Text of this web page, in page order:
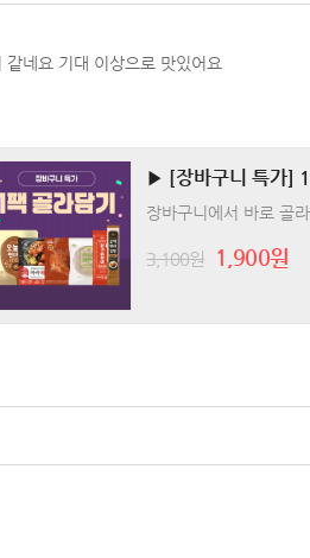
네요 기대 이상으로 맛있어요
▶ [장바구니 특가]
장바구니에서 바로 골
3,100원 1,900원